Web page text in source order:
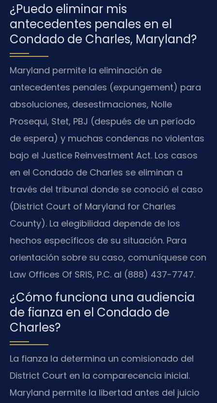
¿Puedo eliminar mis
antecedentes penales en el
Condado de Charles, Maryland?
Maryland permite la eliminación de
antecedentes penales (expungement) para
absoluciones, desestimaciones, Nolle
Prosequi, Stet, PBJ (después de un período
de espera) y muchas condenas no violentas
bajo el Justice Reinvestment Act. Los casos
en el Condado de Charles se eliminan a
través del tribunal donde se conoció el caso
(District Court of Maryland for Charles
County). La elegibilidad depende de los
hechos específicos de su situación. Para
orientación sobre su caso, comuníquese con
Law Offices Of SRIS, P.C. al (888) 437-7747.
¿Cómo funciona una audiencia
de fianza en el Condado de
Charles?
La fianza la determina un comisionado del
District Court en la comparecencia inicial.
Maryland permite la libertad antes del juicio